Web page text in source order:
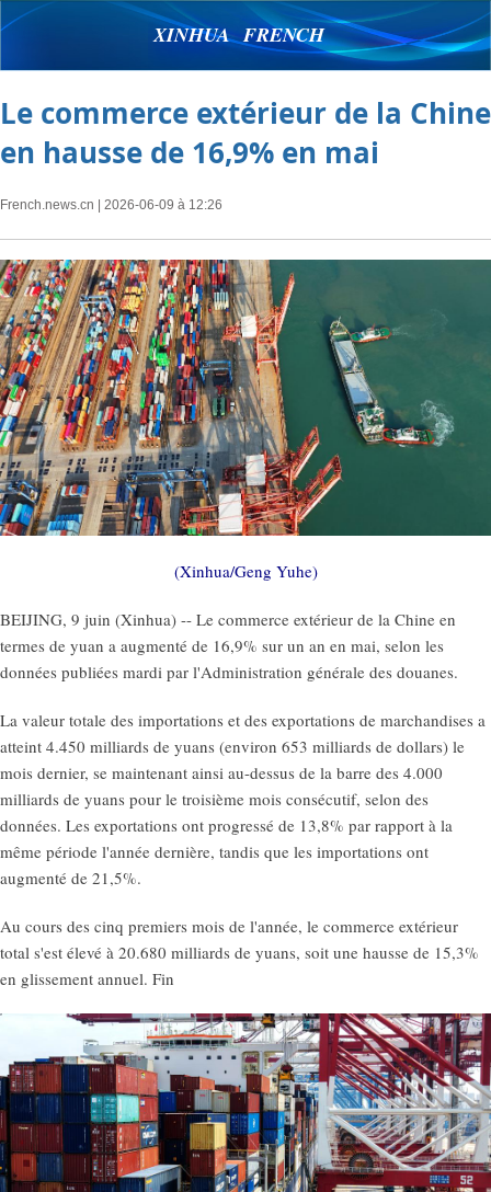
XINHUA FRENCH
Le commerce extérieur de la Chine
en hausse de 16,9% en mai
French.news.cn | 2026-06-09 à 12:26
(Xinhua/Geng Yuhe)
BEIJING, 9 juin (Xinhua) -- Le commerce extérieur de la Chine en
termes de yuan a augmenté de 16,9% sur un an en mai, selon les
données publiées mardi par l'Administration générale des douanes.
La valeur totale des importations et des exportations de marchandises a
atteint 4.450 milliards de yuans (environ 653 milliards de dollars) le
mois dernier, se maintenant ainsi au-dessus de la barre des 4.000
milliards de yuans pour le troisième mois consécutif, selon des
données. Les exportations ont progressé de 13,8% par rapport à la
même période l'année dernière, tandis que les importations ont
augmenté de 21,5%.
Au cours des cinq premiers mois de l'année, le commerce extérieur
total s'est élevé à 20.680 milliards de yuans, soit une hausse de 15,3%
en glissement annuel. Fin